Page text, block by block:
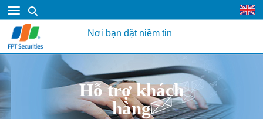
Nơi bạn đặt niềm tin
Hỗ trợ khách
hàng